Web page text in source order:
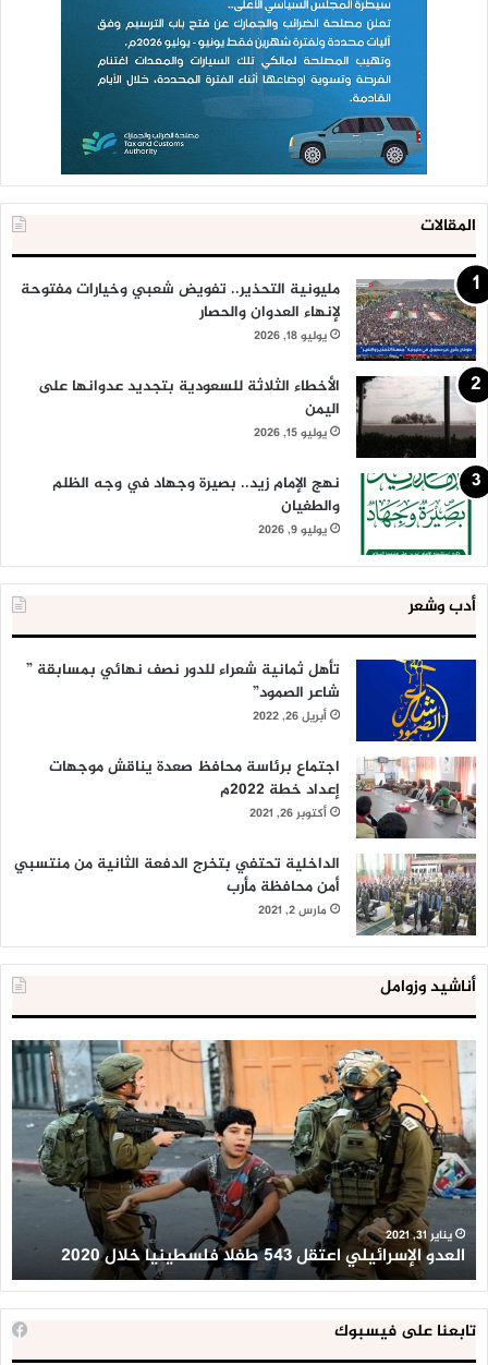
المقالات
مليونية التحذير.. تفويض شعبي وخيارات مفتوحة
لإنهاء العدوان والحصار
يوليو 18, 2026
الأخطاء الثلاثة للسعودية بتجديد عدوانها على
اليمن
يوليو 15, 2026
نهج الإمام زيد.. بصيرة وجهاد في وجه الظلم
والطغيان
يوليو 9, 2026
أدب وشعر
تأهل ثمانية شعراء للدور نصف نهائي بمسابقة ”
شاعر الصمود”
أبريل 26, 2022
اجتماع برئاسة محافظ صعدة يناقش موجهات
إعداد خطة 2022م
أكتوبر 26, 2021
الداخلية تحتفي بتخرج الدفعة الثانية من منتسبي
أمن محافظة مأرب
مارس 2, 2021
أناشيد وزوامل
العدو
الإسرائيلي
اعتقل
543
طفلا
فلسطينيا
خلال
2020
يناير 31, 2021
العدو الإسرائيلي اعتقل 543 طفلا فلسطينيا خلال 2020
تابعنا على فيسبوك